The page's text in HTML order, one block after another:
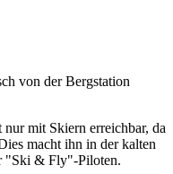
von der Bergstation
mit Skiern erreichbar, da
macht ihn in der kalten
"Ski & Fly"-Piloten.